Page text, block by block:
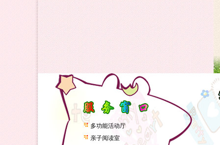
多功能活动厅
亲子阅读室